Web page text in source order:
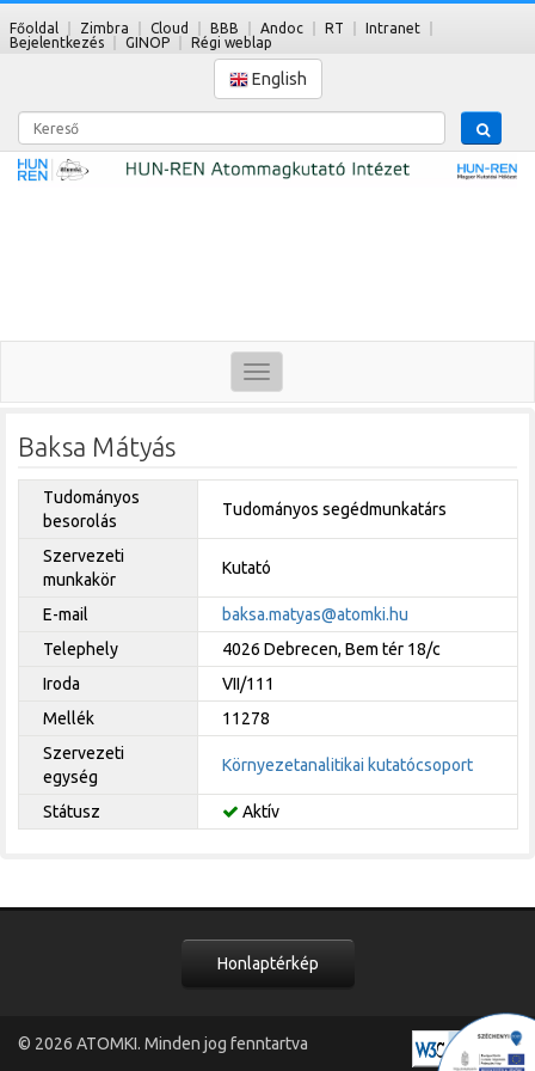
Főoldal Zimbra Cloud BBB Andoc RT
Intranet
Bejelentkezés
GINOP Régi weblap
English
Kereső
Toggle
navigation
Baksa Mátyás
Tudományos
besorolás
Tudományos segédmunkatárs
Szervezeti
munkakör
Kutató
E-mail
baksa.matyas@atomki.hu
Telephely
4026 Debrecen, Bem tér 18/c
Iroda
VII/111
Mellék
11278
Szervezeti
egység
Környezetanalitikai kutatócsoport
Státusz Aktív
Honlaptérkép
© 2026 ATOMKI. Minden jog fenntartva